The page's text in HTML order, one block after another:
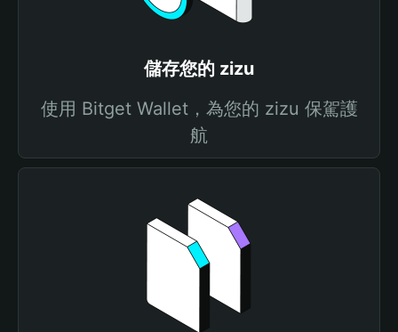
儲存您的 zizu
使用 Bitget Wallet，為您的 zizu 保駕護
航